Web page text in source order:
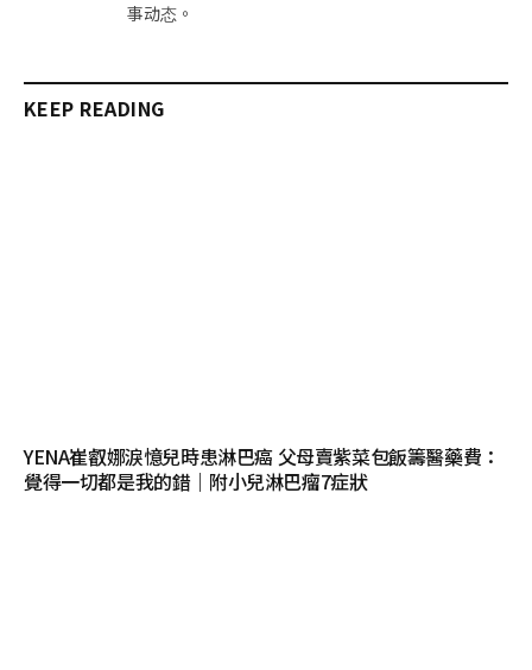
事动态。
KEEP READING
YENA崔叡娜淚憶兒時患淋巴癌 父母賣紫菜包飯籌醫藥費：
覺得一切都是我的錯｜附小兒淋巴瘤7症狀